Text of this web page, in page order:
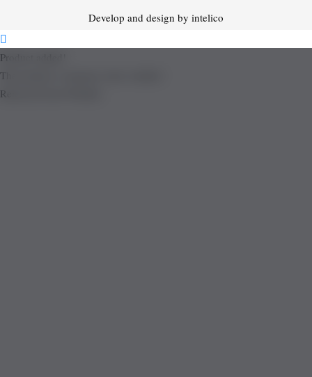
Develop and design by intelico
Product added!
The product is already in the wishlist!
Removed from Wishlist